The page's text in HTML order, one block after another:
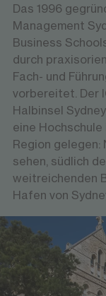
Das 1996
Management
Business
durch
Fach- und
vorbereitet. Der
Halbinsel
eine
Region gelegen:
sehen, südlich
weitreichenden
Hafen von